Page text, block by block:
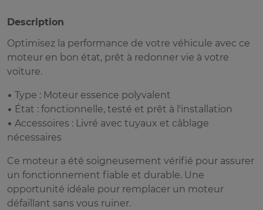
Description
Optimisez la performance de votre véhicule avec ce
moteur en bon état, prêt à redonner vie à votre
voiture.
• Type : Moteur essence polyvalent
• État : fonctionnelle, testé et prêt à l'installation
• Accessoires : Livré avec tuyaux et câblage
nécessaires
Ce moteur a été soigneusement vérifié pour assurer
un fonctionnement fiable et durable. Une
opportunité idéale pour remplacer un moteur
défaillant sans vous ruiner.